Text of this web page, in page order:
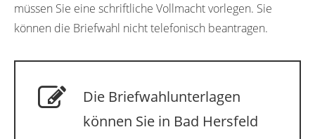
müssen Sie eine schriftliche Vollmacht vorlegen. Sie
können die Briefwahl nicht telefonisch beantragen.
Die Briefwahlunterlagen
können Sie in Bad Hersfeld